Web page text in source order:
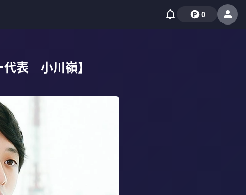
0
代表 小川嶺】